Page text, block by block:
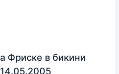
Фриске в бикини